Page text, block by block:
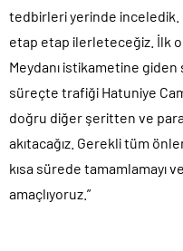
tedbirleri yerinde inceledik.
etap etap ilerleteceğiz. İlk
Meydanı istikametine
süreçte trafiği Hatuniye
doğru diğer şeritten ve
akıtacağız. Gerekli tüm
kısa sürede tamamlamayı
amaçlıyoruz.”